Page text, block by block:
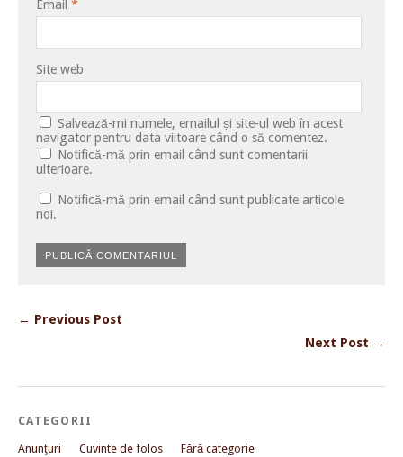
Email *
Site web
Salvează-mi numele, emailul și site-ul web în acest
navigator pentru data viitoare când o să comentez.
Notifică-mă prin email când sunt comentarii
ulterioare.
Notifică-mă prin email când sunt publicate articole
noi.
← Previous Post
Next Post →
CATEGORII
Anunţuri Cuvinte de folos
Fără categorie